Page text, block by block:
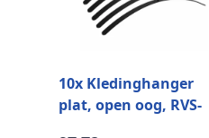
10x Kledinghanger
plat, open oog, RVS-